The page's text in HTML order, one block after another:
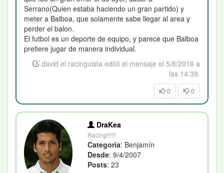
Serrano(Quien estaba haciendo un gran partido) y
meter a Balboa, que solamente sabe llegar al area y
perder el balon.
El futbol es un deporte de equipo, y parece que Balboa
prefiere jugar de manera individual.
david el racinguista editó el mensaje el 5/8/2016 a
las 14:39.
0 0
DraKea
Racing!!!!!!
Categoría: Benjamín
Desde: 9/4/2007
Posts: 23